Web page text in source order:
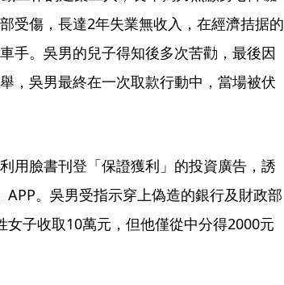
受傷，長達2年失業無收入，在經濟拮据的
手。吳男的兒子得知後多次苦勸，最後因
，吳男最終在一次取款行動中，當場被伏
用臉書刊登「保證獲利」的投資廣告，誘
。吳男受指示穿上偽造的銀行及財政部
子收取10萬元，但他僅從中分得2000元